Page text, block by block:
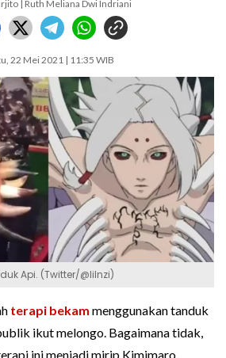
| Ruth Meliana Dwi Indriani
22 Mei 2021 | 11:35 WIB
Api. (Twitter/@lilnzi)
terapi bekam menggunakan tanduk
ikut melongo. Bagaimana tidak,
ini menjadi mirip Kimimaro,